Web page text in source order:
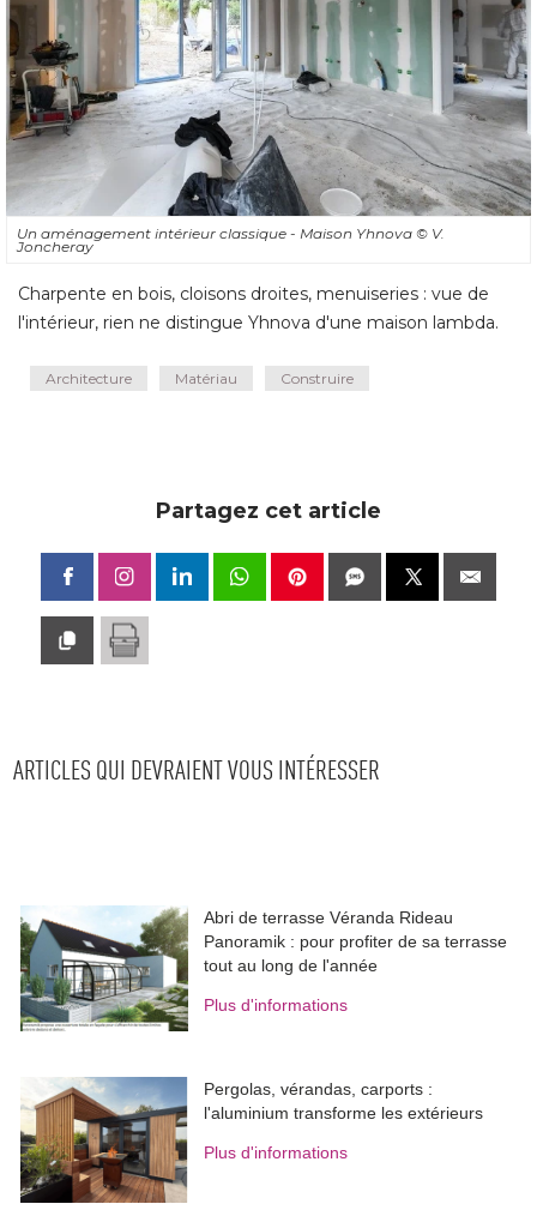
Un aménagement intérieur classique - Maison Yhnova © V.
Joncheray
Charpente en bois, cloisons droites, menuiseries : vue de
l'intérieur, rien ne distingue Yhnova d'une maison lambda.
Architecture Matériau Construire
Partagez cet article
ARTICLES QUI DEVRAIENT VOUS INTÉRESSER
Abri de terrasse Véranda Rideau
Panoramik : pour profiter de sa terrasse
tout au long de l'année
Plus d'informations
Pergolas, vérandas, carports :
l'aluminium transforme les extérieurs
Plus d'informations